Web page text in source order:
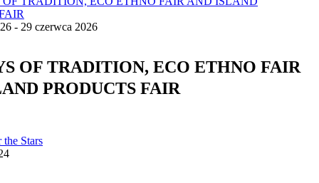
- 29 czerwca 2026
OF TRADITION, ECO ETHNO FAIR
PRODUCTS FAIR